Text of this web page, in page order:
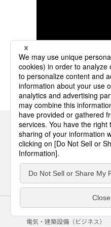
サイトのご利用にあたって
電気・建築設備（ビジネス）